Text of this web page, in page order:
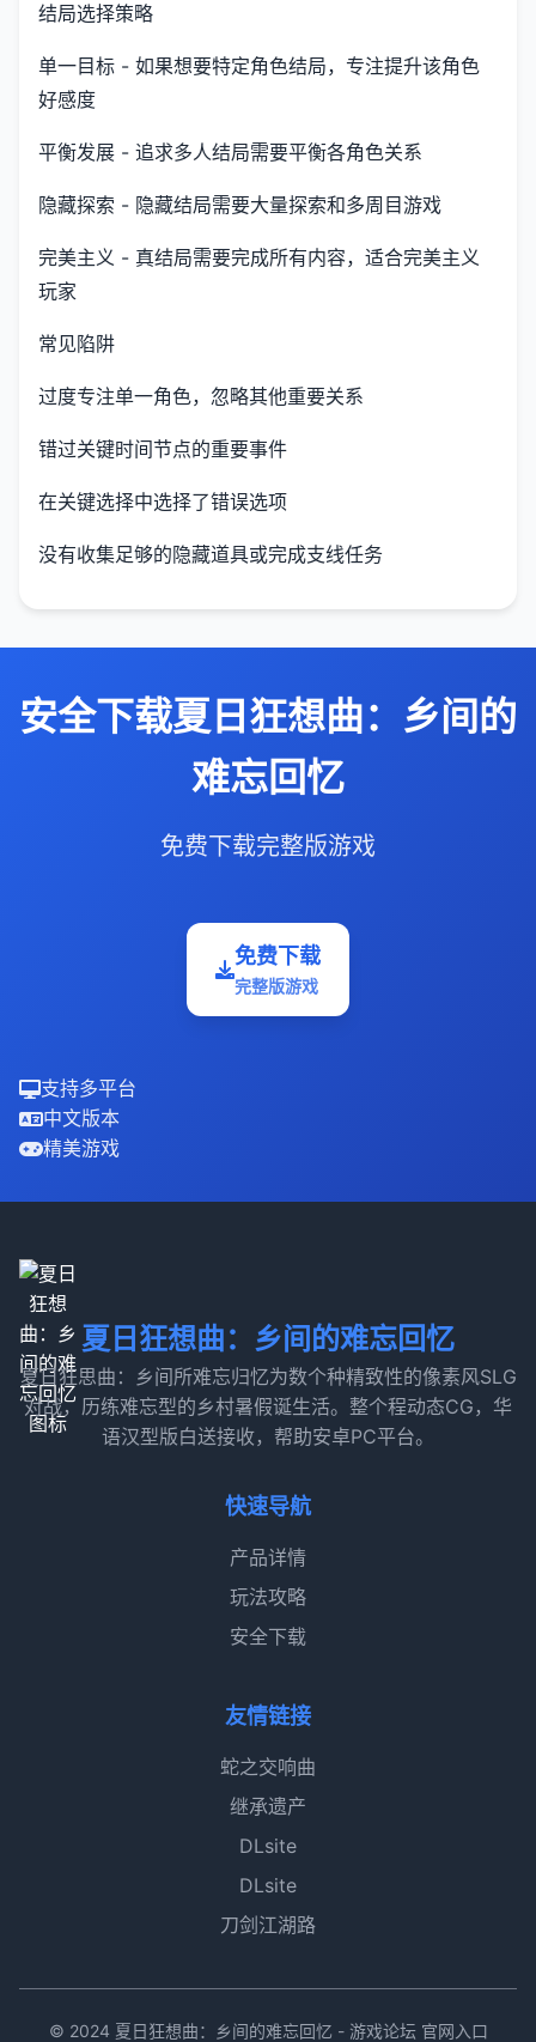
结局选择策略
单一目标 - 如果想要特定角色结局，专注提升该角色
好感度
平衡发展 - 追求多人结局需要平衡各角色关系
隐藏探索 - 隐藏结局需要大量探索和多周目游戏
完美主义 - 真结局需要完成所有内容，适合完美主义
玩家
常见陷阱
过度专注单一角色，忽略其他重要关系
错过关键时间节点的重要事件
在关键选择中选择了错误选项
没有收集足够的隐藏道具或完成支线任务
安全下载夏日狂想曲：乡间的
难忘回忆
免费下载完整版游戏
免费下载
完整版游戏
支持多平台
中文版本
精美游戏
夏日狂想曲：乡间的难忘回忆
夏日狂思曲：乡间所难忘归忆为数个种精致性的像素风SLG
对战，历练难忘型的乡村暑假诞生活。整个程动态CG，华
语汉型版白送接收，帮助安卓PC平台。
快速导航
产品详情
玩法攻略
安全下载
友情链接
蛇之交响曲
继承遗产
DLsite
DLsite
刀剑江湖路
© 2024 夏日狂想曲：乡间的难忘回忆 - 游戏论坛 官网入口